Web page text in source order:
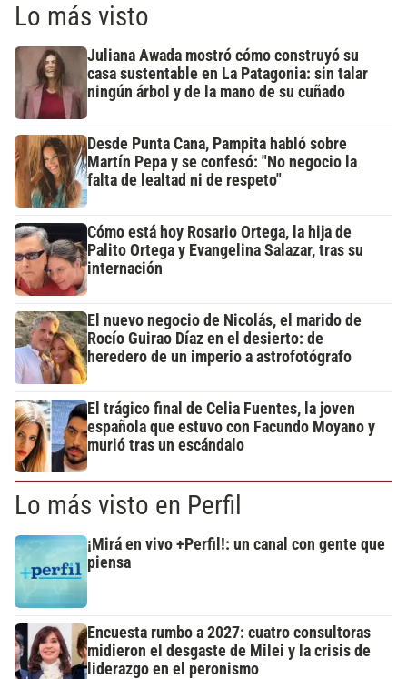
Lo más visto
Juliana Awada mostró cómo construyó su
casa sustentable en La Patagonia: sin talar
ningún árbol y de la mano de su cuñado
Desde Punta Cana, Pampita habló sobre
Martín Pepa y se confesó: "No negocio la
falta de lealtad ni de respeto"
Cómo está hoy Rosario Ortega, la hija de
Palito Ortega y Evangelina Salazar, tras su
internación
El nuevo negocio de Nicolás, el marido de
Rocío Guirao Díaz en el desierto: de
heredero de un imperio a astrofotógrafo
El trágico final de Celia Fuentes, la joven
española que estuvo con Facundo Moyano y
murió tras un escándalo
Lo más visto en Perfil
¡Mirá en vivo +Perfil!: un canal con gente que
piensa
Encuesta rumbo a 2027: cuatro consultoras
midieron el desgaste de Milei y la crisis de
liderazgo en el peronismo